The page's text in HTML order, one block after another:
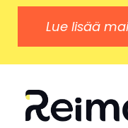
Lue lisää